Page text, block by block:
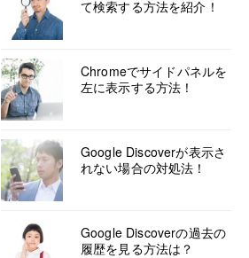
て検索する方法を紹介！
Chromeでサイドパネルを
左に表示する方法！
Google Discoverが表示さ
れない場合の対処法！
Google Discoverの過去の
履歴を見る方法は？